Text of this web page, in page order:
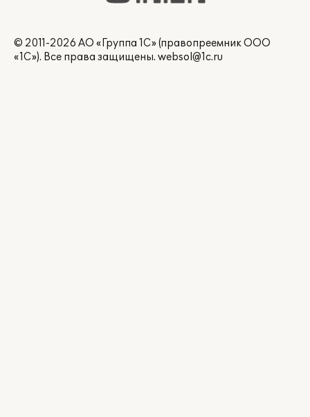
© 2011-2026 АО «Группа 1С» (правопреемник ООО
«1С»). Все права защищены. websol@1c.ru